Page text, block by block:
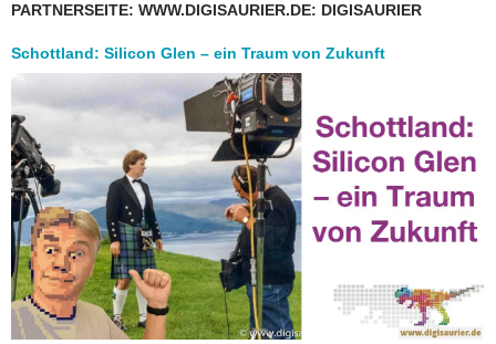
PARTNERSEITE: WWW.DIGISAURIER.DE: DIGISAURIER
Schottland: Silicon Glen – ein Traum von Zukunft